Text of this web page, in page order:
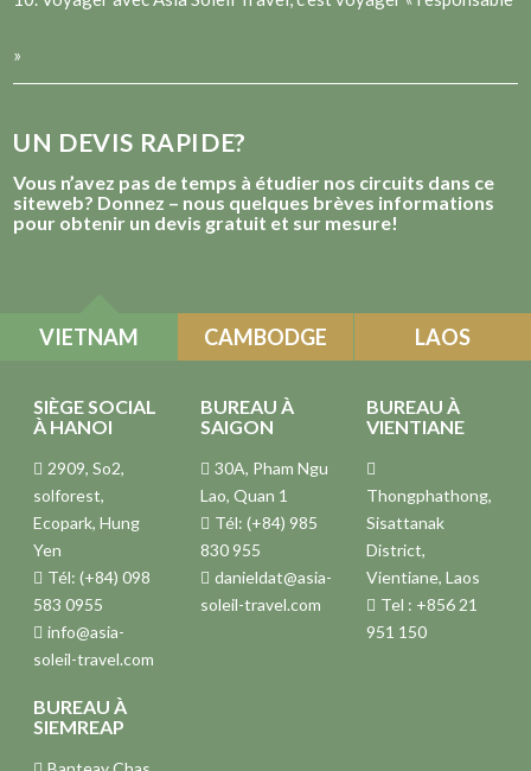
»
UN DEVIS RAPIDE?
Vous n’avez pas de temps à étudier nos circuits dans ce
siteweb? Donnez – nous quelques brèves informations
pour obtenir un devis gratuit et sur mesure!
VIETNAM CAMBODGE LAOS
SIÈGE SOCIAL
À HANOI
2909, So2,
solforest,
Ecopark, Hung
Yen
Tél: (+84) 098
583 0955
info@asia-
soleil-travel.com
BUREAU À
SAIGON
30A, Pham Ngu
Lao, Quan 1
Tél: (+84) 985
830 955
danieldat@asia-
soleil-travel.com
BUREAU À
VIENTIANE
Thongphathong,
Sisattanak
District,
Vientiane, Laos
Tel : +856 21
951 150
BUREAU À
SIEMREAP